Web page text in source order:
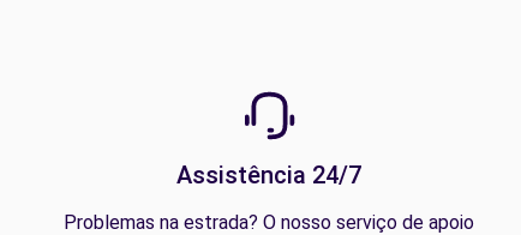
Assistência 24/7
Problemas na estrada? O nosso serviço de apoio